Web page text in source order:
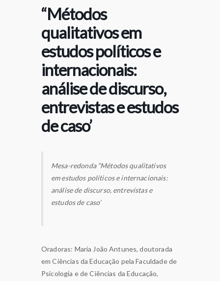
“Métodos
qualitativos em
estudos políticos e
internacionais:
análise de discurso,
entrevistas e estudos
de caso’
Mesa-redonda “Métodos qualitativos
em estudos políticos e internacionais:
análise de discurso, entrevistas e
estudos de caso’
Oradoras: Maria João Antunes, doutorada
em Ciências da Educação pela Faculdade de
Psicologia e de Ciências da Educação,